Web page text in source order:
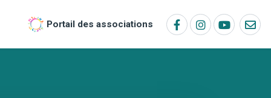
Portail des associations